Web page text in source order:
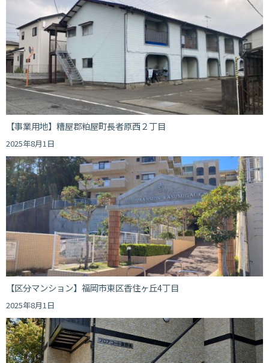
【事業用地】糟屋郡粕屋町長者原西２丁目
2025年8月1日
【区分マンション】福岡市東区香住ヶ丘4丁目
2025年8月1日